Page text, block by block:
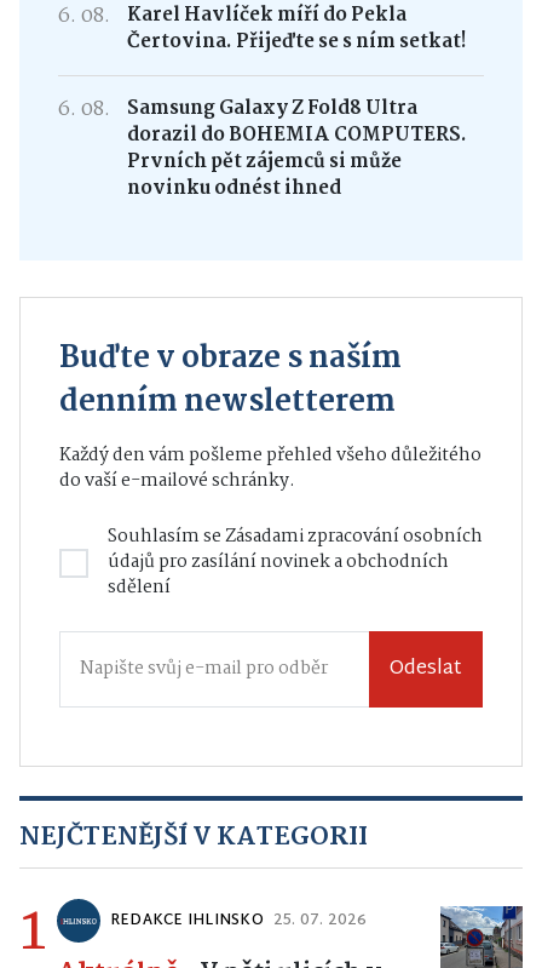
6. 08.
Karel Havlíček míří do Pekla
Čertovina. Přijeďte se s ním setkat!
6. 08.
Samsung Galaxy Z Fold8 Ultra
dorazil do BOHEMIA COMPUTERS.
Prvních pět zájemců si může
novinku odnést ihned
Buďte v obraze s naším
denním newsletterem
Každý den vám pošleme přehled všeho důležitého
do vaší e-mailové schránky.
Souhlasím seZásadami zpracování osobních
údajůpro zasílání novinek a obchodních
sdělení
Odeslat
NEJČTENĚJŠÍ V KATEGORII
1 REDAKCE IHLINSKO 25. 07. 2026